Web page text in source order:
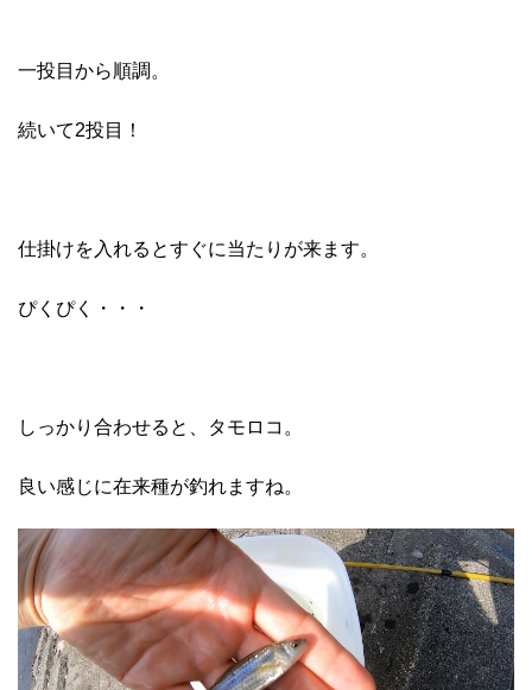
一投目から順調。
続いて2投目！
仕掛けを入れるとすぐに当たりが来ます。
ぴくぴく・・・
しっかり合わせると、タモロコ。
良い感じに在来種が釣れますね。